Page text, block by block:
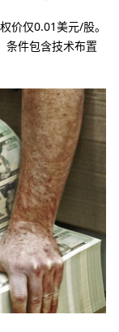
价仅0.01美元/股。
条件包含技术布置